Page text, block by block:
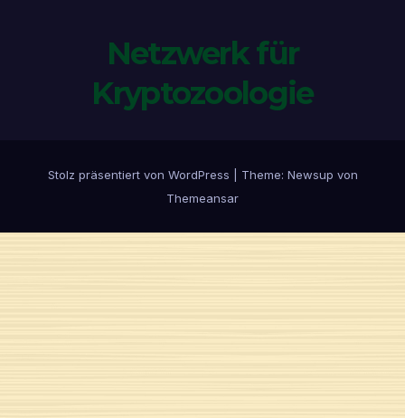
Netzwerk für
Kryptozoologie
Stolz präsentiert von WordPress Theme: Newsup von
Themeansar